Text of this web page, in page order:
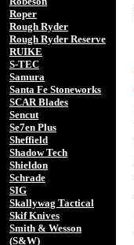
Roper
Rough Ryder
Rough Ryder Reserve
RUIKE
S-TEC
Samura
Santa Fe Stoneworks
SCAR Blades
Sencut
Se7en Plus
Sheffield
Shadow Tech
Shieldon
Schrade
SIG
Skallywag Tactical
Skif Knives
Smith & Wesson
(S&W)